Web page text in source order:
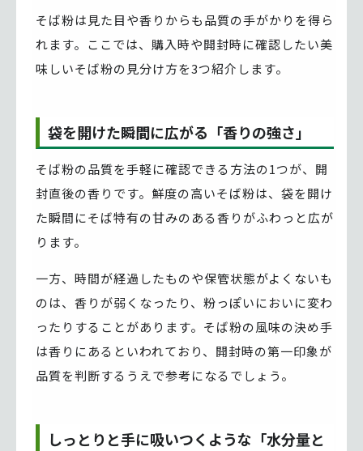
そば粉は見た目や香りからも品質の手がかりを得ら
れます。ここでは、購入時や開封時に確認したい美
味しいそば粉の見分け方を3つ紹介します。
袋を開けた瞬間に広がる「香りの強さ」
そば粉の品質を手軽に確認できる方法の1つが、開
封直後の香りです。鮮度の高いそば粉は、袋を開け
た瞬間にそば特有の甘みのある香りがふわっと広が
ります。
一方、時間が経過したものや保管状態がよくないも
のは、香りが弱くなったり、粉っぽいにおいに変わ
ったりすることがあります。そば粉の風味の決め手
は香りにあるといわれており、開封時の第一印象が
品質を判断するうえで参考になるでしょう。
しっとりと手に吸いつくような「水分量と